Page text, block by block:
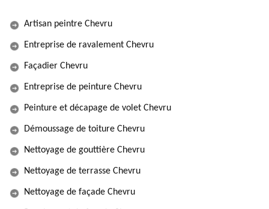
Artisan peintre Chevru
Entreprise de ravalement Chevru
Façadier Chevru
Entreprise de peinture Chevru
Peinture et décapage de volet Chevru
Démoussage de toiture Chevru
Nettoyage de gouttière Chevru
Nettoyage de terrasse Chevru
Nettoyage de façade Chevru